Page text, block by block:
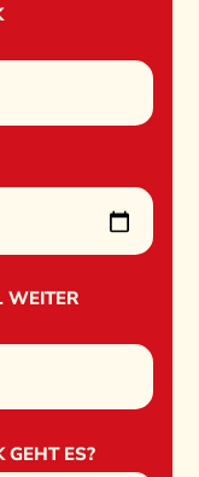
WEITER
GEHT ES?